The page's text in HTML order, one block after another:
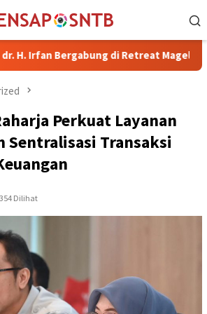
di Retreat Magelang
Perkuat Layanan
Sentralisasi Transaksi
354 Dilihat